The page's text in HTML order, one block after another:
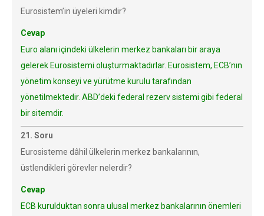
Eurosistem’in üyeleri kimdir?
Cevap
Euro alanı içindeki ülkelerin merkez bankaları bir araya
gelerek Eurosistemi oluşturmaktadırlar. Eurosistem, ECB’nın
yönetim konseyi ve yürütme kurulu tarafından
yönetilmektedir. ABD’deki federal rezerv sistemi gibi federal
bir sitemdir.
21. Soru
Eurosisteme dâhil ülkelerin merkez bankalarının,
üstlendikleri görevler nelerdir?
Cevap
ECB kurulduktan sonra ulusal merkez bankalarının önemleri